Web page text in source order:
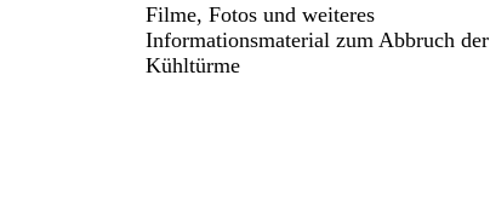
Filme, Fotos und weiteres
Informationsmaterial zum Abbruch der
Kühltürme